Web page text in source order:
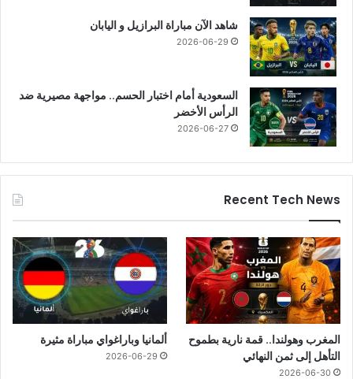
شاهد الآن مباراة البرازيل و اليابان
2026-06-29
السعودية أمام اختبار الحسم.. مواجهة مصيرية ضد
الرأس الأخضر
2026-06-27
Recent Tech News
المغرب وهولندا.. قمة نارية بطموح
التأهل إلى ثمن النهائي
2026-06-30
ألمانيا وباراغواي مباراة مثيرة
2026-06-29